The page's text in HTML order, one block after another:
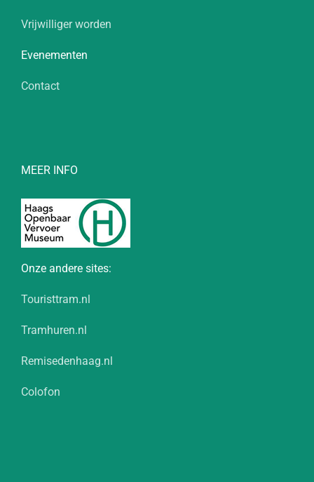
Vrijwilliger worden
Evenementen
Contact
MEER INFO
Onze andere sites:
Touristtram.nl
Tramhuren.nl
Remisedenhaag.nl
Colofon